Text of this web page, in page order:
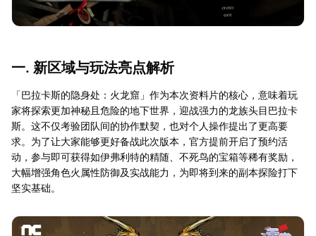
一. 新区域与玩法亮点解析
「巴拉卡斯的隐身处：火龙窟」作为本次资料片的核心，意味着玩
家将探索更加神秘且危险的地下世界，迎战强力的龙族头目巴拉卡
斯。这不仅考验团队间的协作默契，也对个人操作提出了更高要
求。为了让大家能够更好备战此次版本，官方提前开启了预约活
动，参与即可获得如伊弗利特的精随、不死鸟的宝箱等稀有奖励，
大幅增强角色火属性防御及实战能力，为即将到来的副本探险打下
坚实基础。